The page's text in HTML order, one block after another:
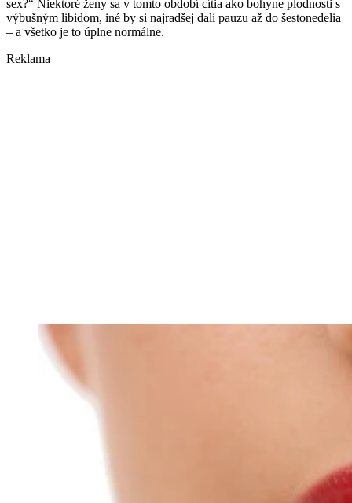
sex?“ Niektoré ženy sa v tomto období cítia ako bohyne plodnosti s
výbušným libidom, iné by si najradšej dali pauzu až do šestonedelia
– a všetko je to úplne normálne.
Reklama